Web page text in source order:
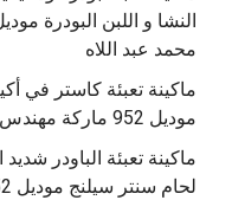
محمد عبد اللاه
‫ماكينة تعبئة كاستر في
موديل 952 ماركة مهندس منسي
‫ماكينة تعبئة الباودر